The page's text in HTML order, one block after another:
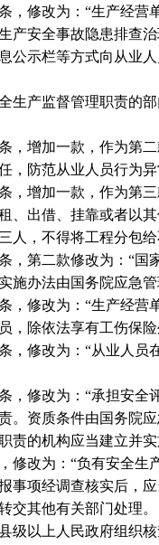
，修改为：“生产经
产安全事故隐患排查
公示栏等方式向从业
生产监督管理职责的
，增加一款，作为第
，防范从业人员行为
，增加一款，作为第
、出借、挂靠或者以
人，不得将工程分包
，第二款修改为：“
施办法由国务院应急
，修改为：“生产经
，除依法享有工伤保
，修改为：“从业人
，修改为：“承担安
。资质条件由国务院
责的机构应当建立并
修改为：“负有安全
事项经调查核实后，
交其他有关部门处理。
级以上人民政府组织